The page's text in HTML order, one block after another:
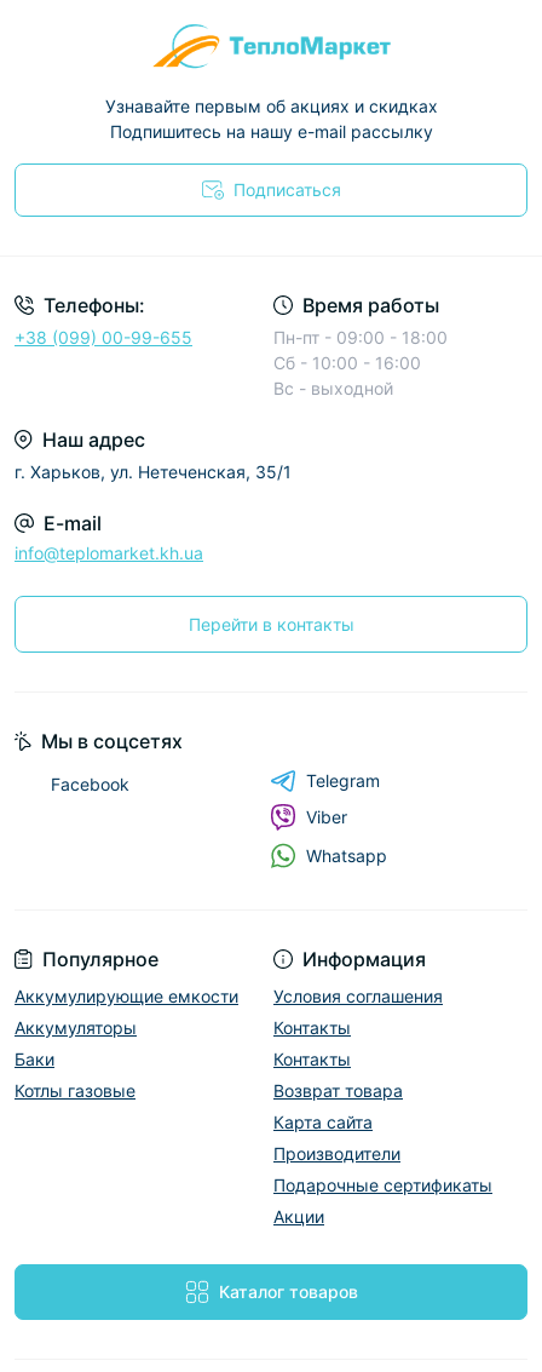
Узнавайте первым об акциях и скидках
Подпишитесь на нашу e-mail рассылку
Подписаться
Телефоны:
+38 (099) 00-99-655
Время работы
Пн-пт - 09:00 - 18:00
Сб - 10:00 - 16:00
Вс - выходной
Наш адрес
г. Харьков, ул. Нетеченская, 35/1
E-mail
info@teplomarket.kh.ua
Перейти в контакты
Популярное
Аккумулирующие емкости
Аккумуляторы
Баки
Котлы газовые
Информация
Условия соглашения
Контакты
Контакты
Возврат товара
Карта сайта
Производители
Подарочные сертификаты
Акции
Каталог товаров
Мы в соцсетях
Facebook
Telegram
Viber
Whatsapp